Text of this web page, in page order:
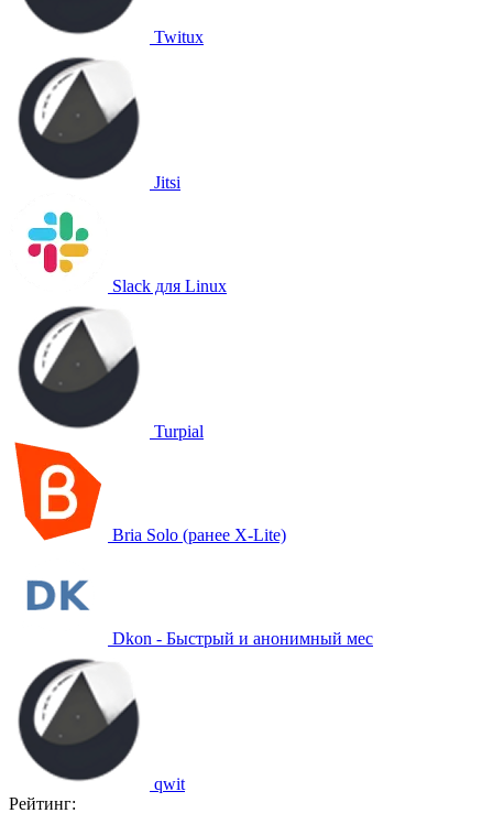
Twitux
Jitsi
Slack для Linux
Turpial
Bria Solo (ранее X-Lite)
Dkon - Быстрый и анонимный мес
qwit
Рейтинг: